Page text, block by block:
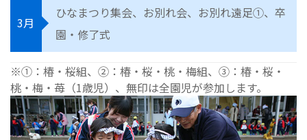
3月
ひなまつり集会、お別れ会、お別れ遠足①、卒
園・修了式
※①：椿・桜組、②：椿・桜・桃・梅組、③：椿・桜・
桃・梅・苺（1歳児）、無印は全園児が参加します。